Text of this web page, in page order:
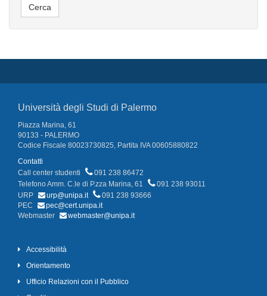
Università degli Studi di Palermo
Piazza Marina, 61
90133 - PALERMO
Codice Fiscale 80023730825, Partita IVA 00605880822
Contatti
Call center studenti
091 238 86472
Telefono Amm. C.le di P.zza Marina, 61
091 238 93011
URP
urp@unipa.it
091 238 93666
PEC
pec@cert.unipa.it
Webmaster
webmaster@unipa.it
Accessibilità
Orientamento
Ufficio Relazioni con il Pubblico